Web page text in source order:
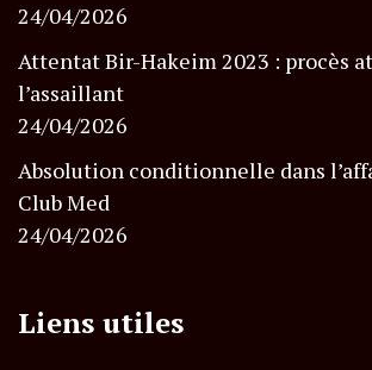
24/04/2026
Attentat Bir-Hakeim 2023 : procès
l’assaillant
24/04/2026
Absolution conditionnelle dans
Club Med
24/04/2026
Liens utiles